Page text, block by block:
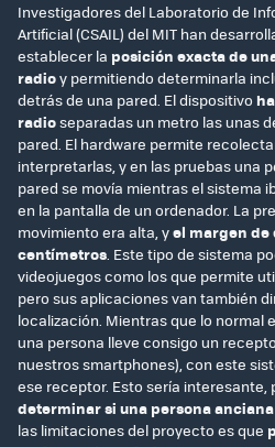
Investigadores del Laboratorio de
Artificial (CSAIL) del MIT han
establecer la posición exacta de
radioy permitiendo determinarla
detrás de una pared. El dispositivo
radioseparadas un metro las unas
pared. El hardware permite
interpretarlas, y en las pruebas una
pared se movía mientras el sistema
en la pantalla de un ordenador. La
movimiento era alta, yel margen de
centímetros. Este tipo de sistema
videojuegos como los que permite
pero sus aplicaciones van también
localización. Mientras que lo normal
una persona lleve consigo un
nuestros smartphones), con este
ese receptor. Esto sería interesante,
determinar si una persona
las limitaciones del proyecto es que